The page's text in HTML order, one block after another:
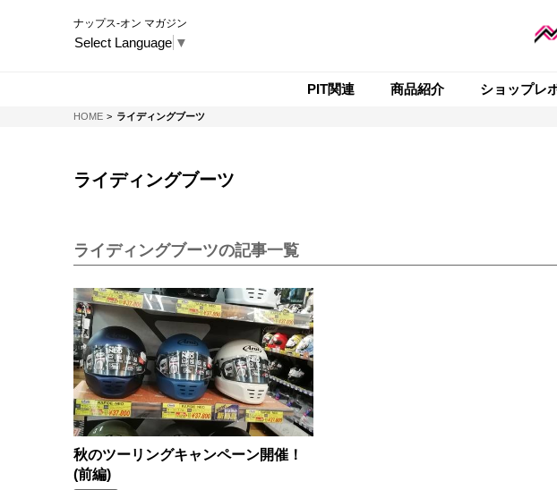
ナップス-オン マガジン
Select Language ▼
PIT関連 商品紹介 ショップレ
HOMENAPS-ON マガジン
ライディングブーツ
ライディングブーツ
ライディングブーツの記事一覧
秋のツーリングキャンペーン開催！
(前編)